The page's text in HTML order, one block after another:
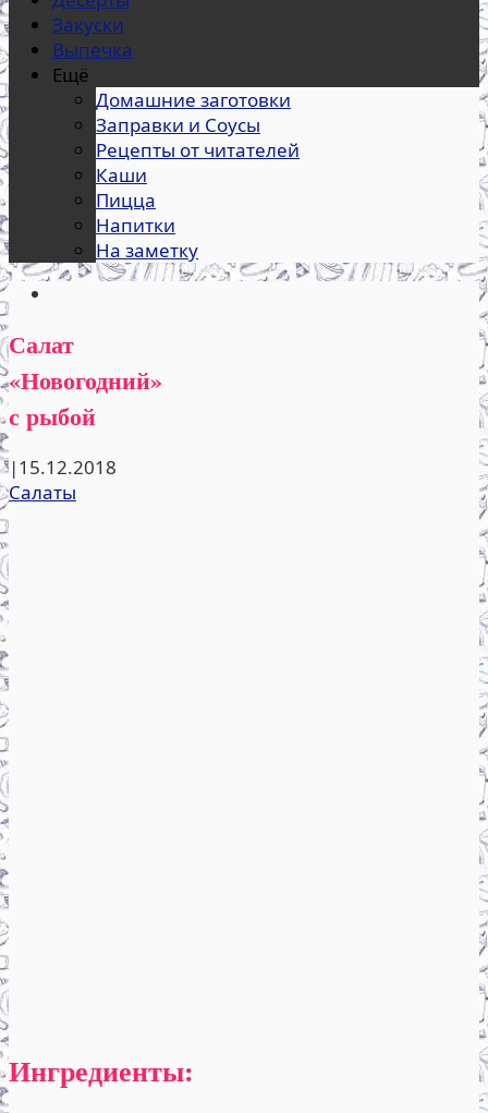
Закуски
Выпечка
Ещё
Домашние заготовки
Заправки и Соусы
Рецепты от читателей
Каши
Пицца
Напитки
На заметку
Салат
«Новогодний»
с рыбой
|15.12.2018
Салаты
Ингредиенты: